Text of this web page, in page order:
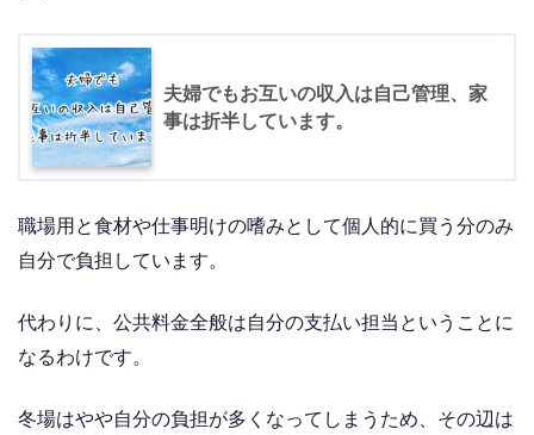
夫婦でもお互いの収入は自己管理、家
事は折半しています。
職場用と食材や仕事明けの嗜みとして個人的に買う分のみ
自分で負担しています。
代わりに、公共料金全般は自分の支払い担当ということに
なるわけです。
冬場はやや自分の負担が多くなってしまうため、その辺は